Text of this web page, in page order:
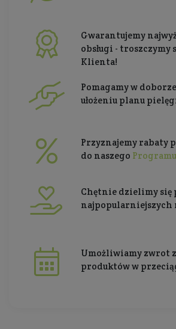
Gwarantujemy
obsługi - troszczymy
Klienta!
Pomagamy w
ułożeniu planu
Przyznajemy rabaty
do naszego
Chętnie dzielimy się
najpopularniejszych
Umożliwiamy zwrot
produktów w